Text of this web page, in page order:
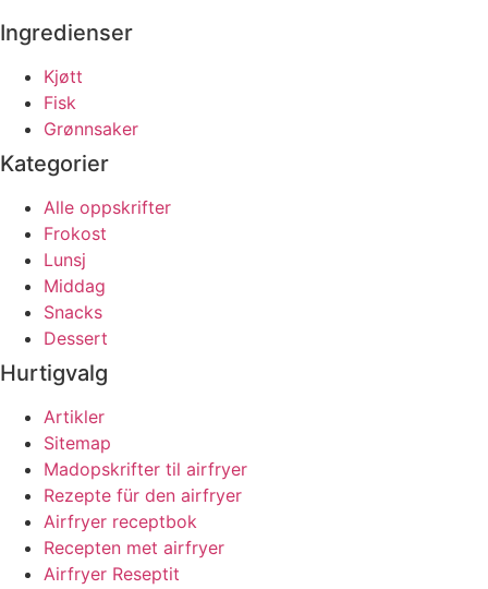
Ingredienser
Kjøtt
Fisk
Grønnsaker
Kategorier
Alle oppskrifter
Frokost
Lunsj
Middag
Snacks
Dessert
Hurtigvalg
Artikler
Sitemap
Madopskrifter til airfryer
Rezepte für den airfryer
Airfryer receptbok
Recepten met airfryer
Airfryer Reseptit